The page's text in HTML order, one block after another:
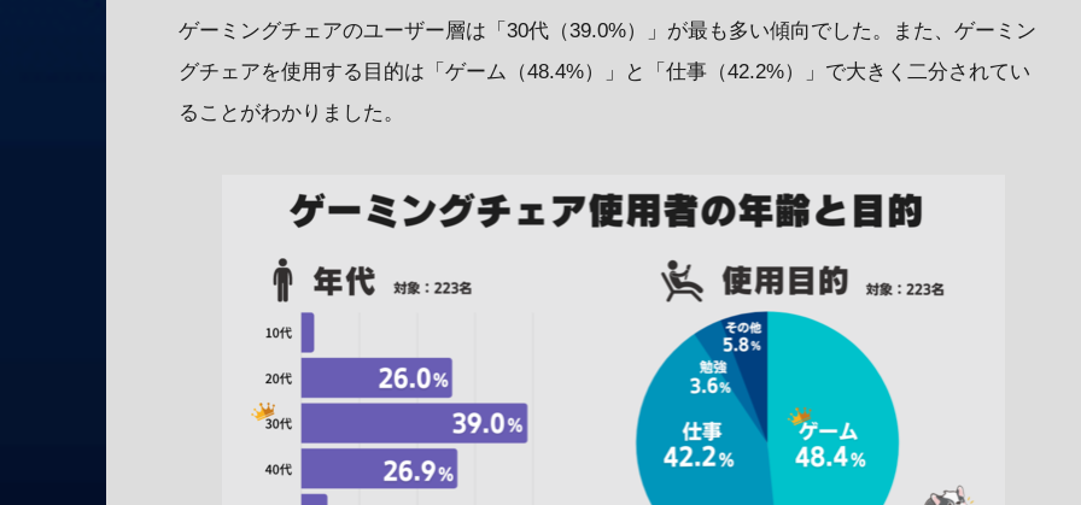
ゲーミングチェアのユーザー層は「30代（39.0%）」が最も多い傾向でした。また、ゲーミン
グチェアを使用する目的は「ゲーム（48.4%）」と「仕事（42.2%）」で大きく二分されてい
ることがわかりました。